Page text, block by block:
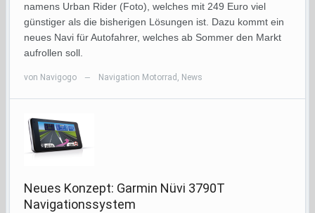
namens Urban Rider (Foto), welches mit 249 Euro viel
günstiger als die bisherigen Lösungen ist. Dazu kommt ein
neues Navi für Autofahrer, welches ab Sommer den Markt
aufrollen soll.
von Navigogo — Navigation Motorrad , News
Neues Konzept: Garmin Nüvi 3790T
Navigationssystem